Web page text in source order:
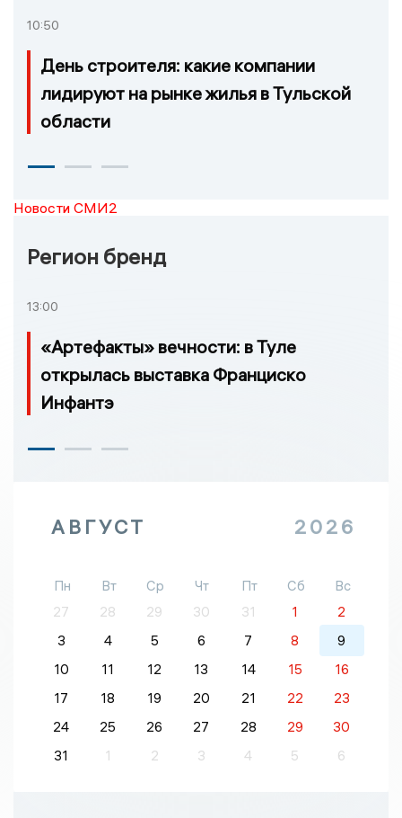
10:50
День строителя: какие компании
лидируют на рынке жилья в Тульской
области
Новости СМИ2
Регион бренд
13:00
«Артефакты» вечности: в Туле
открылась выставка Франциско
Инфантэ
АВГУСТ 2026
Пн Вт Ср Чт Пт Сб
Вс
27
28 29 30 31 1
2
3
4 5 6 7 8
9
10
11 12 13 14 15
16
17
18 19 20 21 22
23
24
25 26 27 28 29
30
31
1 2 3 4 5 6